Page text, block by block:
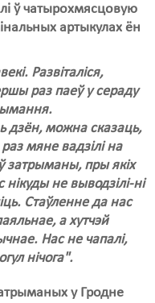
ў чатырохмясцовую
артыкулах ён
Развіталіся,
раз паеў у сераду
дзён, можна сказаць,
мяне вадзілі на
затрыманы, пры якіх
не выводзілі-ні
Стаўленне да нас
а хутчэй
Нас не чапалі,
нічога".
у Гродне